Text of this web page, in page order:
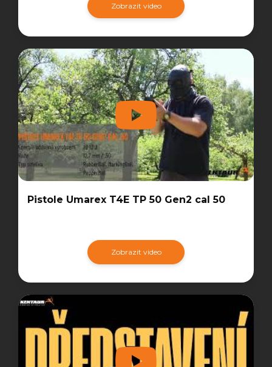
Zobrazit video
Pistole Umarex T4E TP 50 Gen2 cal 50
Zobrazit video